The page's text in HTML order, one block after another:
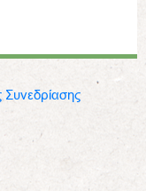
Συνεδρίασης